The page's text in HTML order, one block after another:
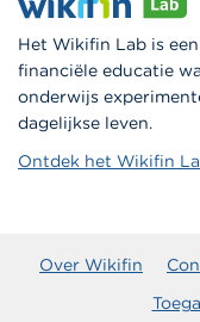
Het Wikifin Lab is
financiële educatie
onderwijs
dagelijkse leven.
Ontdek het Wikifin
Over Wikifin